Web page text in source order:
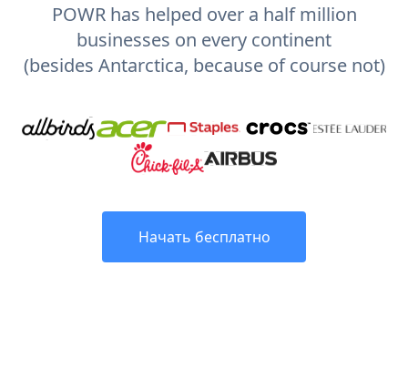
POWR has helped over a half million
businesses on every continent
(besides Antarctica, because of course not)
Начать бесплатно